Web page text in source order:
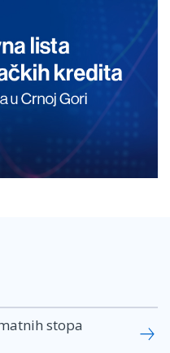
stopa